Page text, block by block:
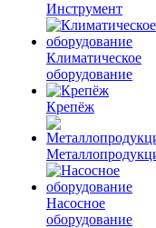
Инструмент
Климатическое
оборудование
Крепёж
Насосное
оборудование